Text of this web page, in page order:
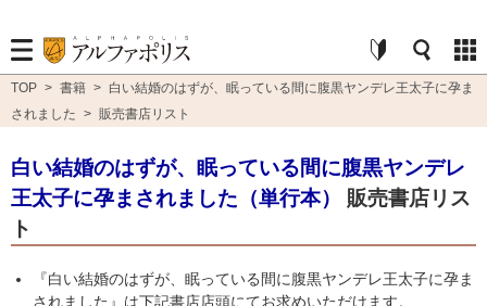
TOP > 書籍 > 白い結婚のはずが、眠っている間に腹黒ヤンデレ王太子に孕ま
されました > 販売書店リスト
白い結婚のはずが、眠っている間に腹黒ヤンデレ
王太子に孕まされました（単行本）
販売書店リス
ト
『白い結婚のはずが、眠っている間に腹黒ヤンデレ王太子に孕ま
されました』は下記書店店頭にてお求めいただけます。